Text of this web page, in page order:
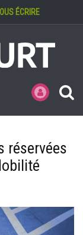
ÉCRIRE
MES
réservées